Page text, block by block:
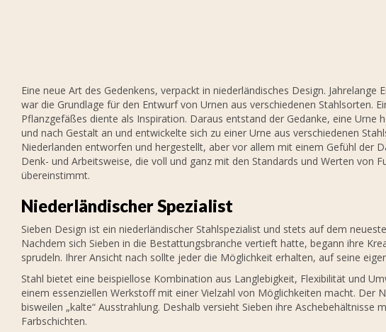
Eine neue Art des Gedenkens, verpackt in niederländisches Design. Jahrelange
war die Grundlage für den Entwurf von Urnen aus verschiedenen Stahlsorten.
Pflanzgefäßes diente als Inspiration. Daraus entstand der Gedanke, eine Urne
und nach Gestalt an und entwickelte sich zu einer Urne aus verschiedenen
Niederlanden entworfen und hergestellt, aber vor allem mit einem Gefühl der
Denk- und Arbeitsweise, die voll und ganz mit den Standards und Werten von
übereinstimmt.
Niederländischer Spezialist
Sieben Design ist ein niederländischer Stahlspezialist und stets auf dem
Nachdem sich Sieben in die Bestattungsbranche vertieft hatte, begann ihre
sprudeln. Ihrer Ansicht nach sollte jeder die Möglichkeit erhalten, auf seine
Stahl bietet eine beispiellose Kombination aus Langlebigkeit, Flexibilität und
einem essenziellen Werkstoff mit einer Vielzahl von Möglichkeiten macht. Der
bisweilen „kalte“ Ausstrahlung. Deshalb versieht Sieben ihre Aschebehältnisse
Farbschichten.